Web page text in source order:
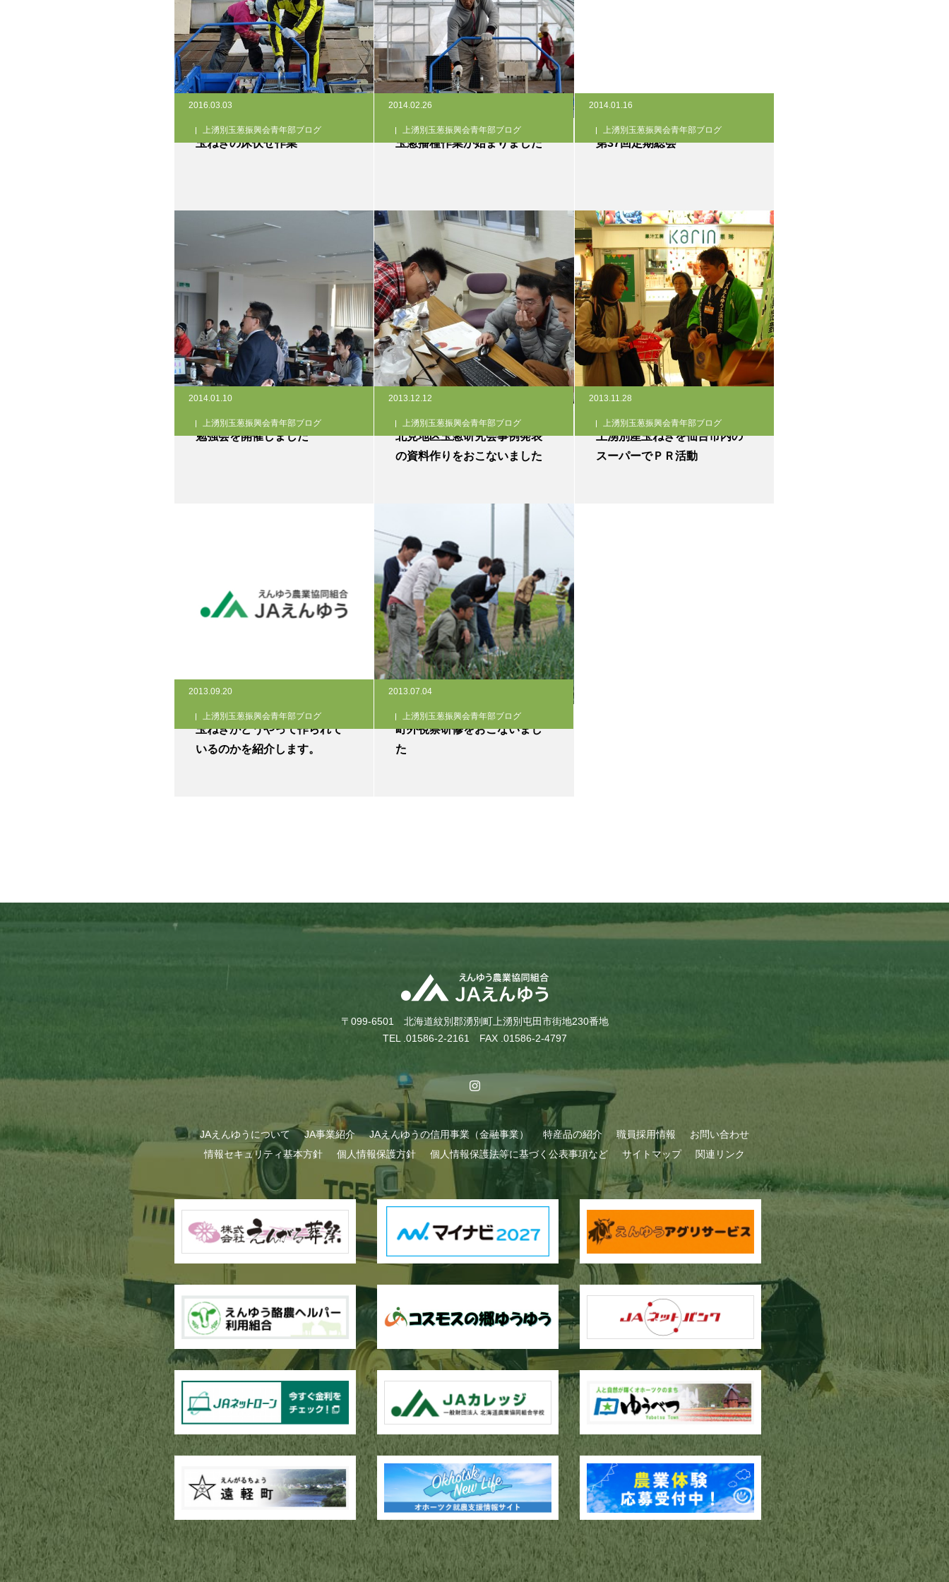
2016.03.03
上湧別玉葱振興会青年部ブログ
玉ねぎの床伏せ作業
2014.02.26
上湧別玉葱振興会青年部ブログ
玉葱播種作業が始まりました
2014.01.16
上湧別玉葱振興会青年部ブログ
第37回定期総会
2014.01.10
上湧別玉葱振興会青年部ブログ
勉強会を開催しました
2013.12.12
上湧別玉葱振興会青年部ブログ
北見地区玉葱研究会事例発表
の資料作りをおこないました
2013.11.28
上湧別玉葱振興会青年部ブログ
上湧別産玉ねぎを仙台市内の
スーパーでＰＲ活動
2013.09.20
上湧別玉葱振興会青年部ブログ
玉ねぎがどうやって作られて
いるのかを紹介します。
2013.07.04
上湧別玉葱振興会青年部ブログ
町外視察研修をおこないまし
た
〒099-6501 北海道紋別郡湧別町上湧別屯田市街地230番地
TEL .01586-2-2161 FAX .01586-2-4797
JAえんゆうについて JA事業紹介 JAえんゆうの信用事業（金融事業） 特産品の紹介 職員採用情報
お問い合わせ
情報セキュリティ基本方針
個人情報保護方針 個人情報保護法等に基づく公表事項など サイトマップ 関連リンク